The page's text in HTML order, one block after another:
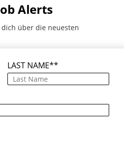
Alerts
über die neuesten
LAST NAME*